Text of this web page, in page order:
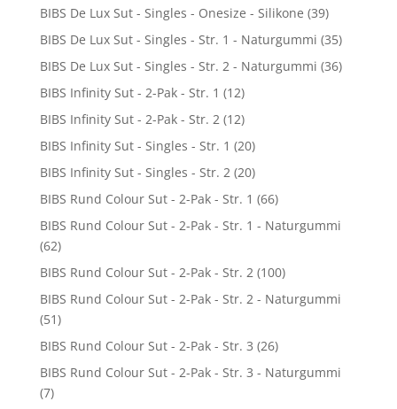
BIBS De Lux Sut - Singles - Onesize - Silikone (39)
BIBS De Lux Sut - Singles - Str. 1 - Naturgummi (35)
BIBS De Lux Sut - Singles - Str. 2 - Naturgummi (36)
BIBS Infinity Sut - 2-Pak - Str. 1 (12)
BIBS Infinity Sut - 2-Pak - Str. 2 (12)
BIBS Infinity Sut - Singles - Str. 1 (20)
BIBS Infinity Sut - Singles - Str. 2 (20)
BIBS Rund Colour Sut - 2-Pak - Str. 1 (66)
BIBS Rund Colour Sut - 2-Pak - Str. 1 - Naturgummi
(62)
BIBS Rund Colour Sut - 2-Pak - Str. 2 (100)
BIBS Rund Colour Sut - 2-Pak - Str. 2 - Naturgummi
(51)
BIBS Rund Colour Sut - 2-Pak - Str. 3 (26)
BIBS Rund Colour Sut - 2-Pak - Str. 3 - Naturgummi
(7)